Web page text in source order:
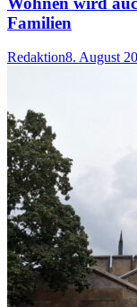
Familien
Redaktion8. August